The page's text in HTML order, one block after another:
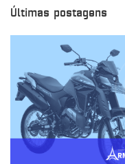
Últimas postagens